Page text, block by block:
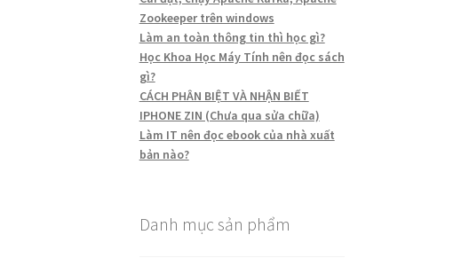
Zookeeper trên windows
Làm an toàn thông tin thì học gì?
Học Khoa Học Máy Tính nên đọc sách
gì?
CÁCH PHÂN BIỆT VÀ NHẬN BIẾT
IPHONE ZIN (Chưa qua sửa chữa)
Làm IT nên đọc ebook của nhà xuất
bản nào?
Danh mục sản phẩm